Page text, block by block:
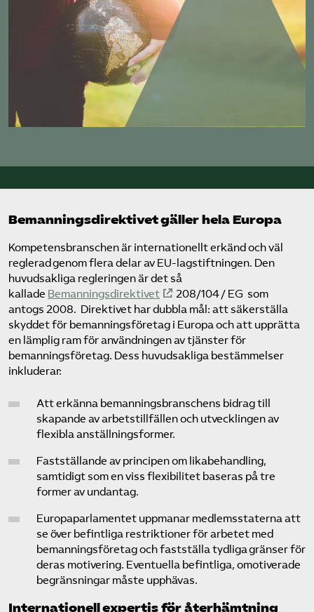
Bemanningsdirektivet gäller hela Europa
Kompetens­branschen är internationellt erkänd och väl
reglerad genom flera delar av EU-lagstiftningen. Den
huvudsakliga regleringen är det så
kallade Bemanningsdirektivet
208/104 / EG som
antogs 2008. Direktivet har dubbla mål: att säkerställa
skyddet för bemannings­företag i Europa och att upprätta
en lämplig ram för användningen av tjänster för
bemannings­företag. Dess huvudsakliga bestämmelser
inkluderar:
Att erkänna bemannings­branschens bidrag till
skapande av arbetstillfällen och utvecklingen av
flexibla anställningsformer.
Fastställande av principen om likabehandling,
samtidigt som en viss flexibilitet baseras på tre
former av undantag.
Europaparlamentet uppmanar medlemsstaterna att
se över befintliga restriktioner för arbetet med
bemannings­företag och fastställa tydliga gränser för
deras motivering. Eventuella befintliga, omotiverade
begränsningar måste upphävas.
Internationell expertis för återhämtning